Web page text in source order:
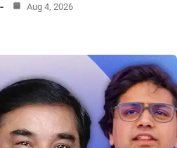
Aug 4, 2026